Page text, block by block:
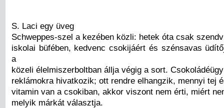
S. Laci egy üveg
Schweppes-szel a kezében közli: hetek óta csak
iskolai büfében, kedvenc csokijáért és szénsavas
a
közeli élelmiszerboltban állja végig a sort.
reklámokra hivatkozik; ott rendre elhangzik, mennyi tej
vitamin van a csokiban, akkor viszont nem érti, miért
melyik márkát választja.